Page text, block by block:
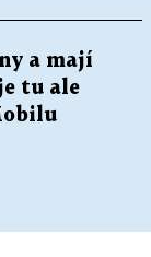
a mají
tu ale